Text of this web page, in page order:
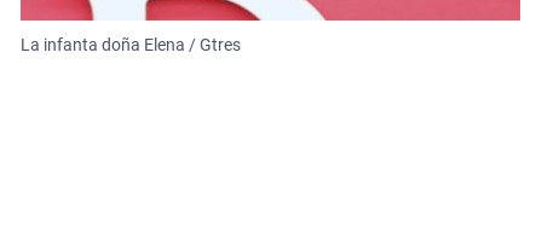
La infanta doña Elena / Gtres